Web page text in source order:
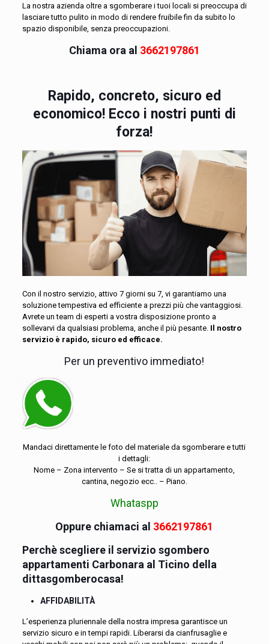
La nostra azienda oltre a sgomberare i tuoi locali si preoccupa di
lasciare tutto pulito in modo di rendere fruibile fin da subito lo
spazio disponibile, senza preoccupazioni.
Chiama ora al 3662197861
Rapido, concreto, sicuro ed
economico! Ecco i nostri punti di
forza!
Con il nostro servizio, attivo 7 giorni su 7, vi garantiamo una
soluzione tempestiva ed efficiente a prezzi più che vantaggiosi.
Avrete un team di esperti a vostra disposizione pronto a
sollevarvi da qualsiasi problema, anche il più pesante. Il nostro
servizio è rapido, sicuro ed efficace.
Per un preventivo immediato!
Mandaci direttamente le foto del materiale da sgomberare e tutti
i dettagli:
Nome – Zona intervento – Se si tratta di un appartamento,
cantina, negozio ecc.. – Piano.
Whataspp
Oppure chiamaci al 3662197861
Perchè scegliere il servizio sgombero
appartamenti Carbonara al Ticino della
dittasgomberocasa!
AFFIDABILITÀ
L’esperienza pluriennale della nostra impresa garantisce un
servizio sicuro e in tempi rapidi. Liberarsi da cianfrusaglie e